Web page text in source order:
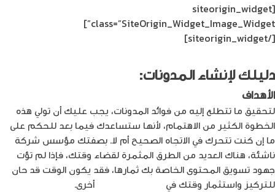
[siteorigin_widget
class=”SiteOrigin_Widget_Image_Widget”]
[/siteorigin_widget]
دليلك لإنشاء المدونات:
الأهداف
لتحقيق ما تتطلع إليه من فوائد المدونات، يجب عليك أن تولي هذه
الخطوة الكثير من الاهتمام، لأنها ستساعدك فيما بعد للحكم على
ما إن كنت تتحرك في الاتجاه الصحيح أم لا. بصفتك مؤسس شركة
ناشئة، هناك العديد من الطرق المثمرة لقضاء وقتك، فإذا لم تؤت
جهود تسويق المحتوى الخاصة بك ثمارها، فقد يكون الوقت قد حان
للتركيز واستثمار وقتك في
أخرى.